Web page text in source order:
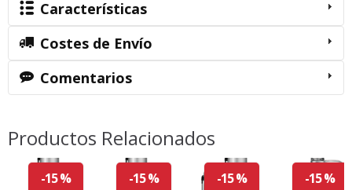
Características
Costes de Envío
Comentarios
Productos Relacionados
-15 % -15 % -15 % -15 %